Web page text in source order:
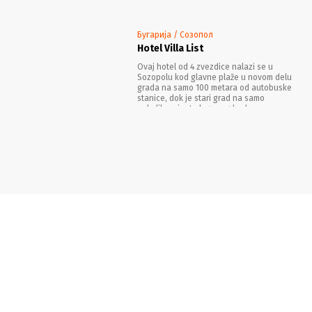
Бугарија / Созопол
Hotel Villa List
Ovaj hotel od 4 zvezdice nalazi se u
Sozopolu kod glavne plaže u novom delu
grada na samo 100 metara od autobuske
stanice, dok je stari grad na samo
nekoliko minuta laganog hoda.